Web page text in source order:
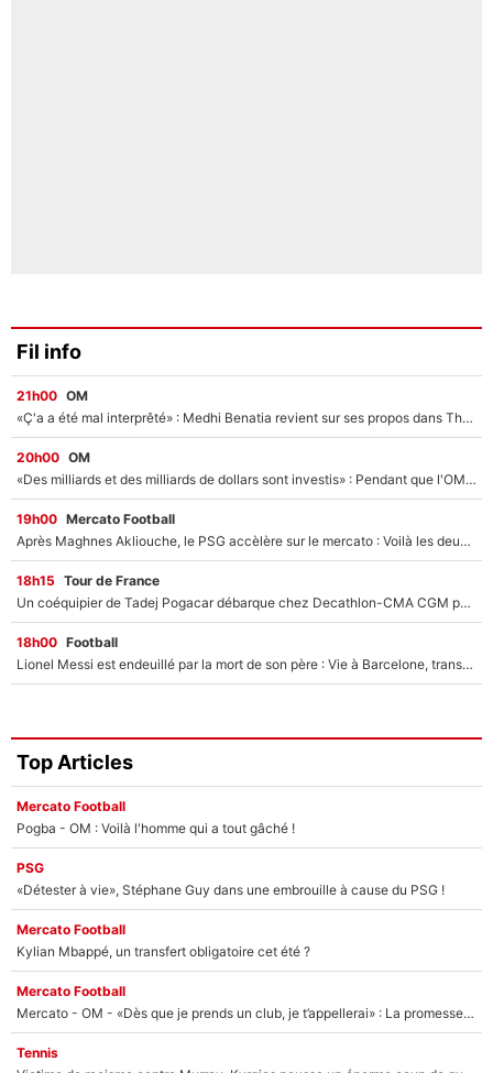
Fil info
21h00 OM
«Ç'a a été mal interprêté» : Medhi Benatia revient sur ses propos dans The Bridge et précise ses conditions pour rejoindre le PSG !
20h00 OM
«Des milliards et des milliards de dollars sont investis» : Pendant que l'OM est en pleine crise financière, Frank McCourt lance un nouveau projet à 260M€ !
19h00 Mercato Football
Après Maghnes Akliouche, le PSG accèlère sur le mercato : Voilà les deux nouvelles recrues qui vont signer la semaine prochaine ?
18h15 Tour de France
Un coéquipier de Tadej Pogacar débarque chez Decathlon-CMA CGM pour épauler Paul Seixas : «Mes meilleures années sont à venir»
18h00 Football
Lionel Messi est endeuillé par la mort de son père : Vie à Barcelone, transfert au PSG... voilà comment Jorge Messi a joué un rôle essentiel dans sa carrière !
Top Articles
Mercato Football
Pogba - OM : Voilà l'homme qui a tout gâché !
PSG
«Détester à vie», Stéphane Guy dans une embrouille à cause du PSG !
Mercato Football
Kylian Mbappé, un transfert obligatoire cet été ?
Mercato Football
Mercato - OM - «Dès que je prends un club, je t’appellerai» : La promesse de Marcelino au moment de claquer la porte
Tennis